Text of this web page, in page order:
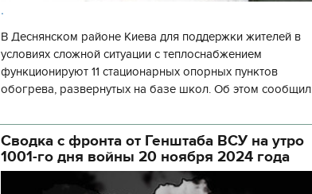
.
В Деснянском районе Киева для поддержки жителей в
условиях сложной ситуации с теплоснабжением
функционируют 11 стационарных опорных пунктов
обогрева, развернутых на базе школ. Об этом сообщил
государственной а
Сводка с фронта от Генштаба ВСУ на утро
1001-го дня войны 20 ноября 2024 года